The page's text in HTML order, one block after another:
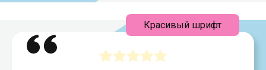
Красивый шрифт